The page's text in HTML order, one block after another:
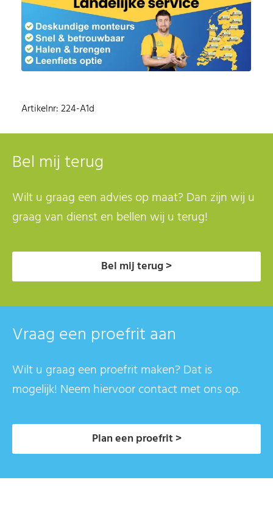
Artikelnr: 224-A1d
Bel mij terug
Wilt u graag een advies op maat? Dan zijn wij u
graag van dienst en bellen wij u terug!
Bel mij terug >
Vraag een proefrit aan
Wilt u graag een proefrit maken? Dat is
mogelijk! Neem hiervoor contact met ons op.
Plan een proefrit >